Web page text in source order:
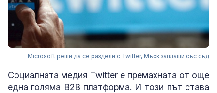
Microsoft реши да се раздели с Twitter, Мъск заплаши със съд
Социалната медия Twitter е премахната от още
една голяма B2B платформа. И този път става